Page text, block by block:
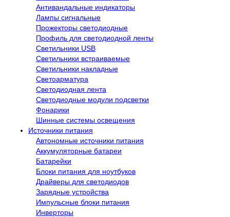
Антивандальные индикаторы
Лампы сигнальные
Прожекторы светодиодные
Профиль для светодиодной ленты
Светильники USB
Светильники встраиваемые
Светильники накладные
Светоарматура
Светодиодная лента
Светодиодные модули подсветки
Фонарики
Шинные системы освещения
Источники питания
Автономные источники питания
Аккумуляторные батареи
Батарейки
Блоки питания для ноутбуков
Драйверы для светодиодов
Зарядные устройства
Импульсные блоки питания
Инверторы